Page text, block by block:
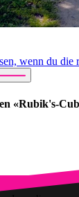
wenn du die
«Rubik's-